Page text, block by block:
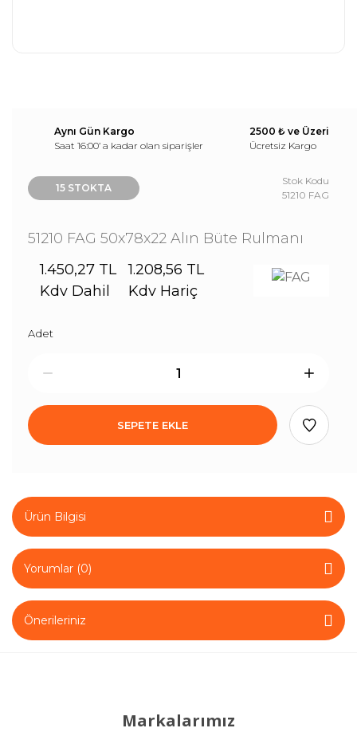
Aynı Gün Kargo
Saat 16:00’ a kadar olan siparişler
2500 ₺ ve Üzeri
Ücretsiz Kargo
15 STOKTA
Stok Kodu
51210 FAG
51210 FAG 50x78x22 Alın Büte Rulmanı
1.450,27 TL
Kdv Dahil
1.208,56 TL
Kdv Hariç
Adet
SEPETE EKLE
Ürün Bilgisi
Yorumlar (0)
Önerileriniz
Markalarımız